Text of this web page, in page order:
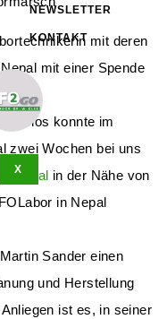
NEWSLETTER
KONTAKT
X
mit deren
mit einer Spende
konnte im
zwei Wochen bei uns
in der Nähe von
in Nepal
Sander einen
und Herstellung
ist es, in seiner